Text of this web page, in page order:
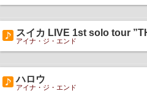
スイカ LIVE 1st solo tour
アイナ・ジ・エンド
ハロウ
アイナ・ジ・エンド